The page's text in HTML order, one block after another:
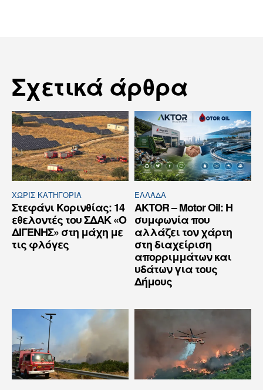
Σχετικά άρθρα
ΧΩΡΊΣ ΚΑΤΗΓΟΡΊΑ
Στεφάνι Κορινθίας: 14
εθελοντές του ΣΔΑΚ «Ο
ΔΙΓΕΝΗΣ» στη μάχη με
τις φλόγες
ΕΛΛΆΔΑ
AKTOR – Motor Oil: Η
συμφωνία που
αλλάζει τον χάρτη
στη διαχείριση
απορριμμάτων και
υδάτων για τους
Δήμους